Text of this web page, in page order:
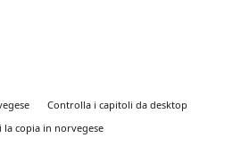
Controlla i capitoli da desktop
la copia in norvegese